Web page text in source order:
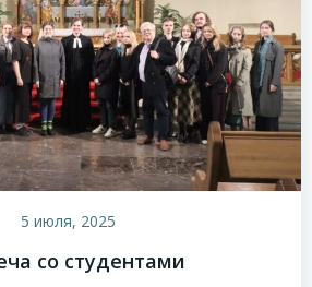
5 июля, 2025
со студентами